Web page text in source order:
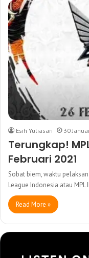
Esih Yuliasari 30
Terungkap!
Februari 2021
Sobat biem, waktu
League Indonesia atau
Read More »